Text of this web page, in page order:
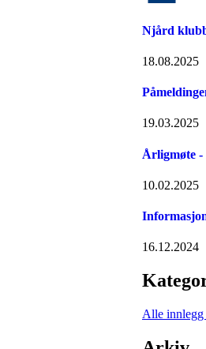
Njård
18.08.2025
19.03.2025
Årligmøte -
10.02.2025
16.12.2024
Alle innlegg